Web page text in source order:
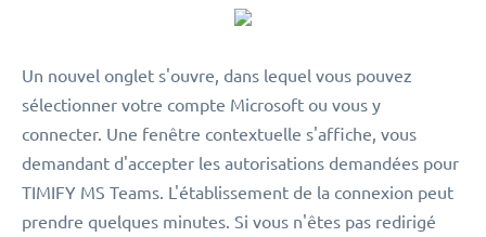
Un nouvel onglet s'ouvre, dans lequel vous pouvez
sélectionner votre compte Microsoft ou vous y
connecter. Une fenêtre contextuelle s'affiche, vous
demandant d'accepter les autorisations demandées pour
TIMIFY MS Teams. L'établissement de la connexion peut
prendre quelques minutes. Si vous n'êtes pas redirigé